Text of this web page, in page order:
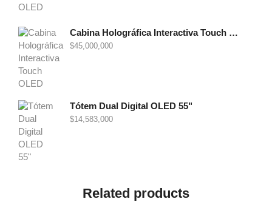
Cabina Holográfica Interactiva Touch OLED 86"
$45,000,000
Tótem Dual Digital OLED 55"
$14,583,000
Related products